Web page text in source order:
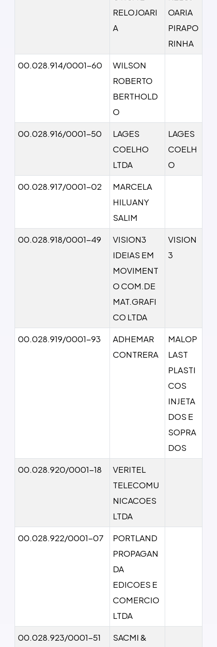
RELOJOARI
A
OARIA
PIRAPO
RINHA
00.028.914/0001-60
WILSON
ROBERTO
BERTHOLD
O
00.028.916/0001-50
LAGES
COELHO
LTDA
LAGES
COELH
O
00.028.917/0001-02
MARCELA
HILUANY
SALIM
00.028.918/0001-49
VISION3
IDEIAS EM
MOVIMENT
O COM.DE
MAT.GRAFI
CO LTDA
VISION
3
00.028.919/0001-93
ADHEMAR
CONTRERA
MALOP
LAST
PLASTI
COS
INJETA
DOS E
SOPRA
DOS
00.028.920/0001-18
VERITEL
TELECOMU
NICACOES
LTDA
00.028.922/0001-07
PORTLAND
PROPAGAN
DA
EDICOES E
COMERCIO
LTDA
00.028.923/0001-51 SACMI &